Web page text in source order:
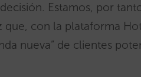
Estamos, por
con la plataforma
nueva” de clientes